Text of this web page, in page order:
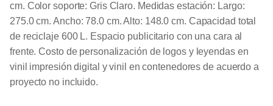
cm. Color soporte: Gris Claro. Medidas estación: Largo:
275.0 cm. Ancho: 78.0 cm. Alto: 148.0 cm. Capacidad total
de reciclaje 600 L. Espacio publicitario con una cara al
frente. Costo de personalización de logos y leyendas en
vinil impresión digital y vinil en contenedores de acuerdo a
proyecto no incluido.